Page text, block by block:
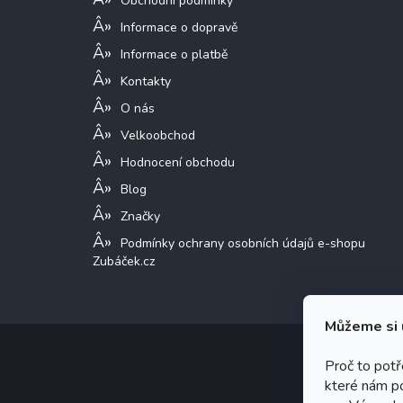
Můžeme
Proč to
které nám
Informace o dopravě
Informace o platbě
Kontakty
O nás
Velkoobchod
Hodnocení obchodu
Blog
Značky
Podmínky ochrany osobních údajů e-shopu
Zubáček.cz